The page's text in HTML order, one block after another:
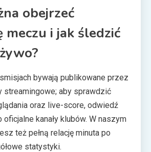
obejrzeć
meczu i jak śledzić
bywają publikowane przez
streamingowe; aby sprawdzić
oraz live-score, odwiedź
oficjalne kanały klubów. W naszym
też pełną relację minuta po
statystyki.